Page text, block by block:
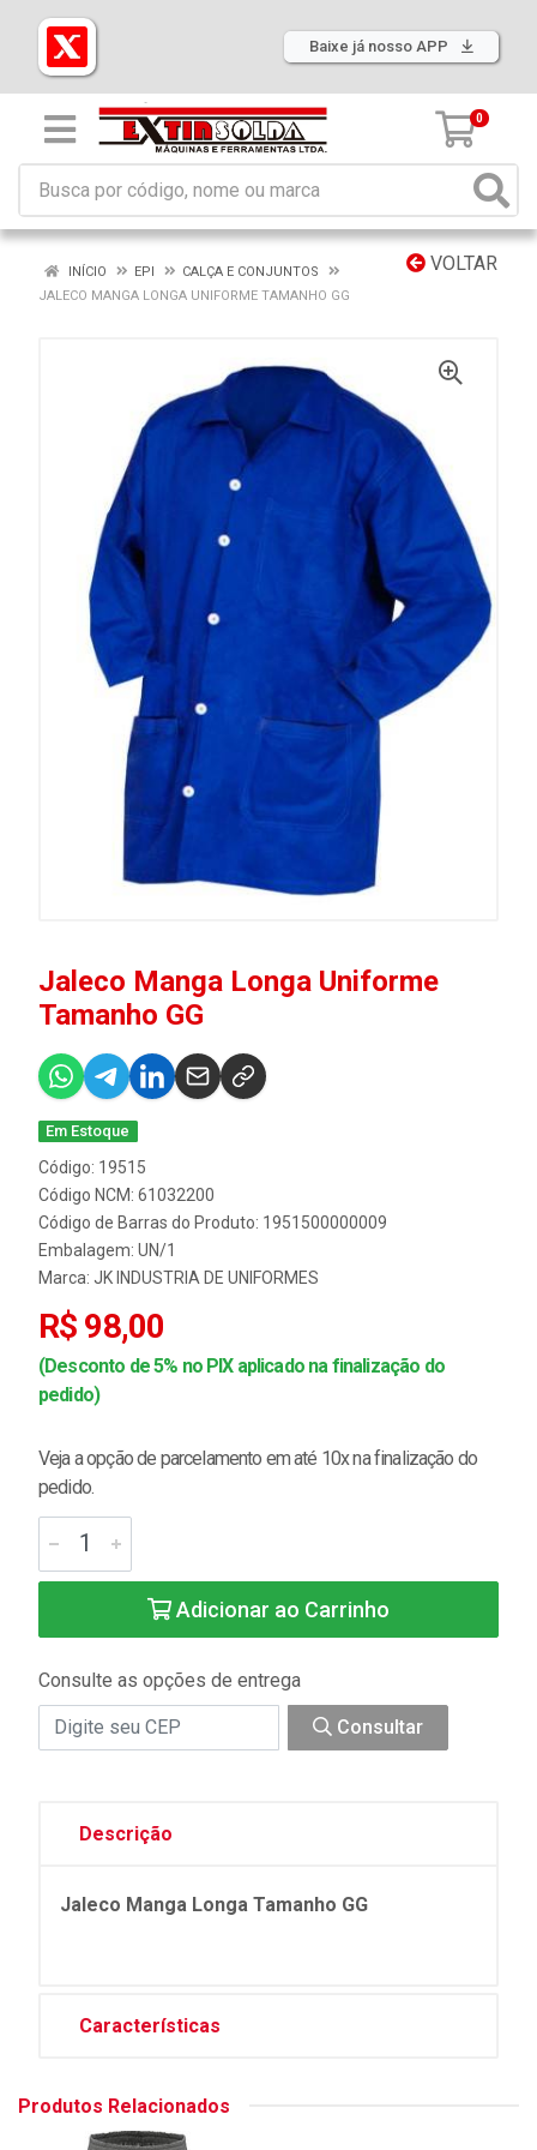
Baixe já nosso APP
0
VOLTAR
INÍCIO EPI
CALÇA E CONJUNTOS
JALECO MANGA LONGA UNIFORME TAMANHO GG
Jaleco Manga Longa Uniforme
Tamanho GG
Em Estoque
Código: 19515
Código NCM: 61032200
Código de Barras do Produto: 1951500000009
Embalagem: UN/1
Marca: JK INDUSTRIA DE UNIFORMES
R$ 98,00
(Desconto de 5% no PIX aplicado na finalização do
pedido)
Veja a opção de parcelamento em até 10x na finalização do
pedido.
Adicionar ao Carrinho
Consulte as opções de entrega
Consultar
Descrição
Jaleco Manga Longa Tamanho GG
Características
Produtos Relacionados